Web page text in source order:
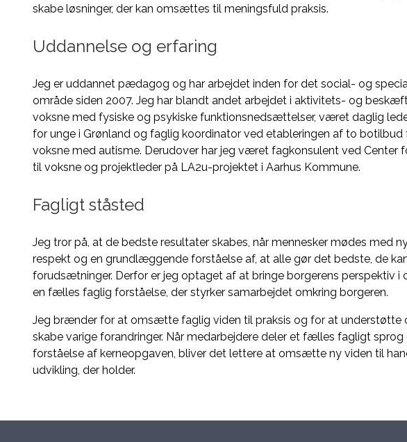
skabe løsninger, der kan omsættes til meningsfuld praksis.
Uddannelse og erfaring
Jeg er uddannet pædagog og har arbejdet inden for det social- og
område siden 2007. Jeg har blandt andet arbejdet i aktivitets- og
voksne med fysiske og psykiske funktionsnedsættelser, været daglig
for unge i Grønland og faglig koordinator ved etableringen af to botilbud
voksne med autisme. Derudover har jeg været fagkonsulent ved Center
til voksne og projektleder på LA2u-projektet i Aarhus Kommune.
Fagligt ståsted
Jeg tror på, at de bedste resultater skabes, når mennesker mødes med
respekt og en grundlæggende forståelse af, at alle gør det bedste, de
forudsætninger. Derfor er jeg optaget af at bringe borgerens perspektiv i
en fælles faglig forståelse, der styrker samarbejdet omkring borgeren.
Jeg brænder for at omsætte faglig viden til praksis og for at understøtte
skabe varige forandringer. Når medarbejdere deler et fælles fagligt
forståelse af kerneopgaven, bliver det lettere at omsætte ny viden til
udvikling, der holder.